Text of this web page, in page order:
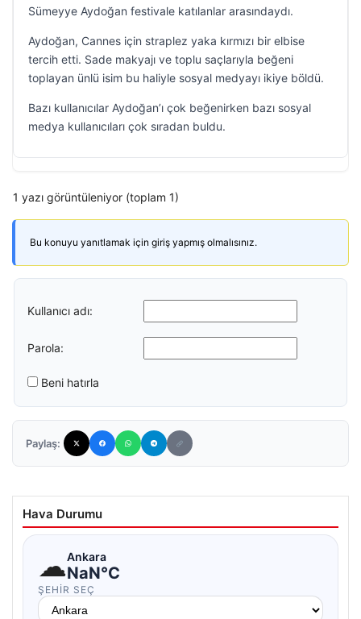
Sümeyye Aydoğan festivale katılanlar arasındaydı.
Aydoğan, Cannes için straplez yaka kırmızı bir elbise
tercih etti. Sade makyajı ve toplu saçlarıyla beğeni
toplayan ünlü isim bu haliyle sosyal medyayı ikiye böldü.
Bazı kullanıcılar Aydoğan’ı çok beğenirken bazı sosyal
medya kullanıcıları çok sıradan buldu.
1 yazı görüntüleniyor (toplam 1)
Bu konuyu yanıtlamak için giriş yapmış olmalısınız.
Kullanıcı adı:
Parola:
Beni hatırla
Paylaş:
Hava Durumu
☁Ankara
NaN°C
ŞEHIR SEÇ